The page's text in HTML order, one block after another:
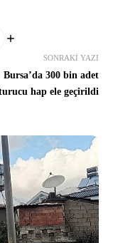
SONRAKI YAZI
Bursa’da 300 bin adet
hap ele geçirildi